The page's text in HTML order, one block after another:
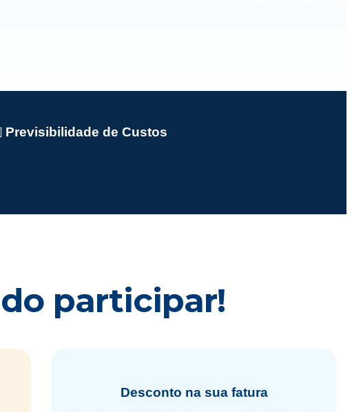
Previsibilidade de Custos
participar!
Desconto na sua fatura